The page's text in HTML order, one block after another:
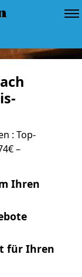
: Top-
–
Ihren
für Ihren